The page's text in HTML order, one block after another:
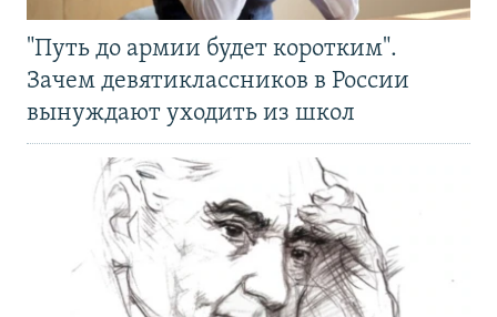
"Путь до армии будет коротким".
Зачем девятиклассников в России
вынуждают уходить из школ